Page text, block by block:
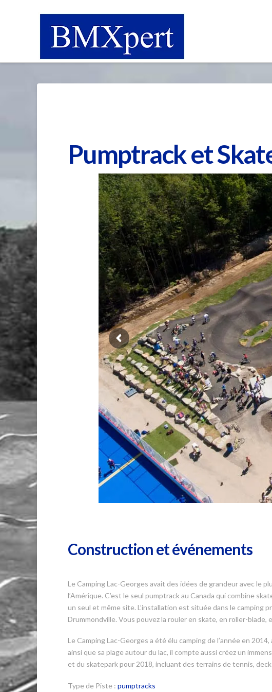
Pumptrack et
Construction et événements
Le Camping Lac-Georges avait des idées de grandeur avec le
l’Amérique. C’est le seul pumptrack au Canada qui combine
un seul et même site. L’installation est située dans le camping
Drummondville. Vous pouvez la rouler en skate, en roller-
Le Camping Lac-Georges a été élu camping de l’année en
ainsi que sa plage autour du lac, il compte aussi créez un
et du skatepark pour 2018, incluant des terrains de tennis,
Type de Piste : pumptracks